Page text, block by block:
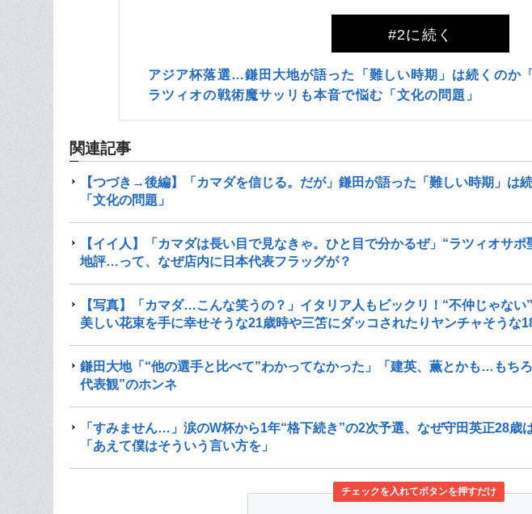
#2に続く
アジア杯落選…鎌田大地が語った「難しい時期」は続くのか
ラツィオの戦術魔サッリも本音で悩む「文化の問題」
関連記事
【つづき→後編】「カマダを信じる。だが」鎌田が語った「難しい時期」は
「文化の問題」
【イイ人】「カマダは長い目で見なきゃ。ひと目で分かるぜ」“ラツィオサ
地評…って、なぜ店内に日本代表フラッグが？
【写真】「カマダ…こんな笑うの？」イタリア人もビックリ！“不仲じゃない
美しい花束を手に幸せそうな21歳時や三笘にダッコされたりヤンチャそうな
鎌田大地「“他の選手と比べて”わかってなかった」「建英、薫とかも…もち
代表観”のホンネ
「すみません…」涙のW杯から1年“格下続き”の2次予選、なぜ守田英正28歳
「あえて僕はそういう言い方を」
チェックを入れてボタンを押すだけ